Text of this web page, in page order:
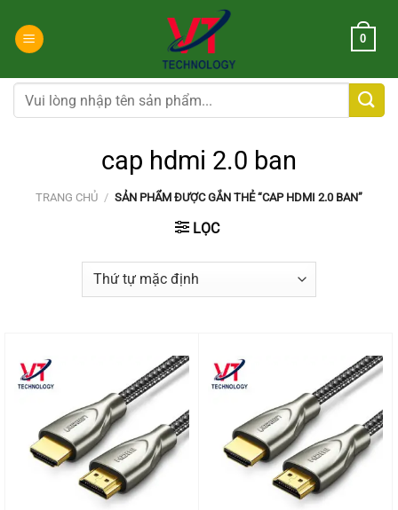
đến
dung
0
Tìm
kiếm:
cap hdmi 2.0 ban
TRANG CHỦ / SẢN PHẨM ĐƯỢC GẮN THẺ “CAP HDMI 2.0 BAN”
LỌC